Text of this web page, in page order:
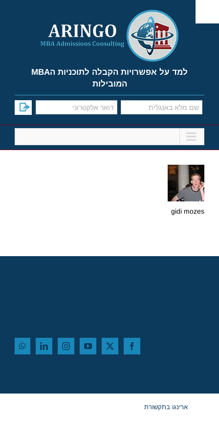
content
למד על אפשרויות הקבלה לתוכניות הMBA
המובילות
gidi mozes
ארינגו בתקשורת